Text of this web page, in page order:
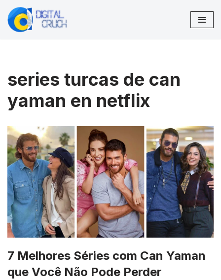
Pular
series turcas de can
yaman en netflix
7 Melhores Séries com Can Yaman
que Você Não Pode Perder